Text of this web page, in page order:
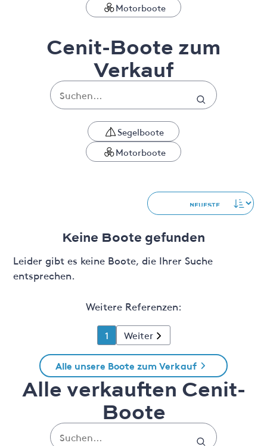
Motorboote
Cenit-Boote zum
Verkauf
Segelboote
Motorboote
Keine Boote gefunden
Leider gibt es keine Boote, die Ihrer Suche
entsprechen.
Weitere Referenzen:
1 Weiter
Alle unsere Boote zum Verkauf
Alle verkauften Cenit-
Boote